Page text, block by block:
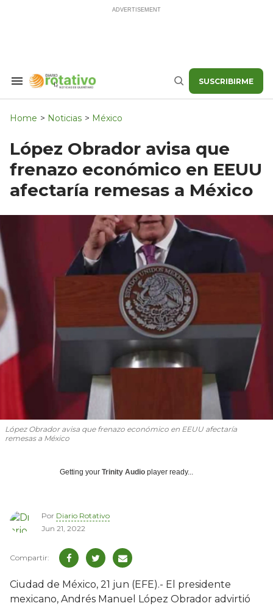
Search
Navigation
Buscar SUSCRIBIRME
Home > Noticias > México
López Obrador avisa que
frenazo económico en EEUU
afectaría remesas a México
López Obrador avisa que frenazo económico en EEUU afectaría
remesas a México
Getting your Trinity Audio player ready...
Por Diario Rotativo
Jun 21, 2022
Ciudad de México, 21 jun (EFE).- El presidente
mexicano, Andrés Manuel López Obrador advirtió